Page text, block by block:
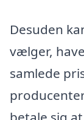
Desuden
vælger,
samlede